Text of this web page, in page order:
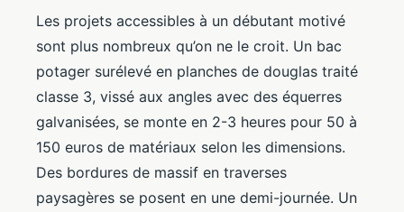
Les projets accessibles à un débutant motivé
sont plus nombreux qu’on ne le croit. Un bac
potager surélevé en planches de douglas traité
classe 3, vissé aux angles avec des équerres
galvanisées, se monte en 2-3 heures pour 50 à
150 euros de matériaux selon les dimensions.
Des bordures de massif en traverses
paysagères se posent en une demi-journée. Un